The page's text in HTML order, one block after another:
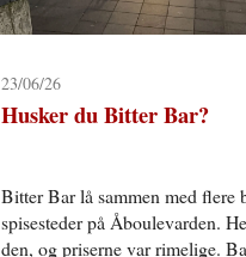
23/06/26
Husker du Bitter Bar?
Bitter Bar lå sammen med flere
spisesteder på Åboulevarden.
den, og priserne var rimelige.